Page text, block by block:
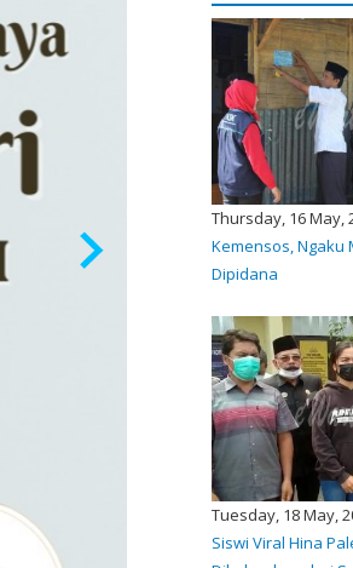
Thursday, 16 May,
Kemensos, Ngaku
Dipidana
Tuesday, 18 May,
Siswi Viral Hina